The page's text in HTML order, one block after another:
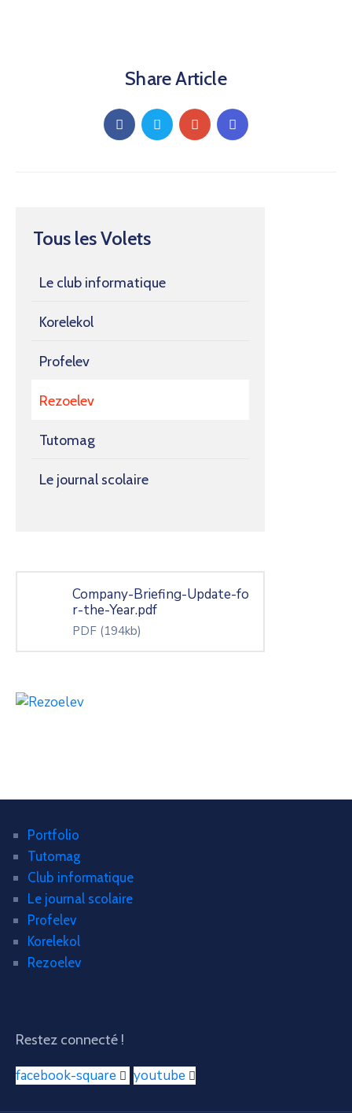
Tous les Volets
Le club informatique
Korelekol
Profelev
Rezoelev
Tutomag
Le journal scolaire
Company-Briefing-Update-fo
r-the-Year.pdf
PDF (194kb)
Share Article
Portfolio
Tutomag
Club informatique
Le journal scolaire
Profelev
Korelekol
Rezoelev
Restez connecté !
facebook-square youtube